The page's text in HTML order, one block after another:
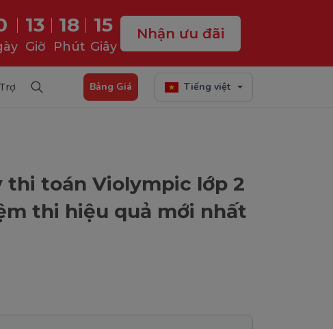
13
Giờ
18
Phút
13
Giây
Nhận ưu đãi
Bảng Giá Tiếng việt
toán Violympic lớp 2
thi hiệu quả mới nhất